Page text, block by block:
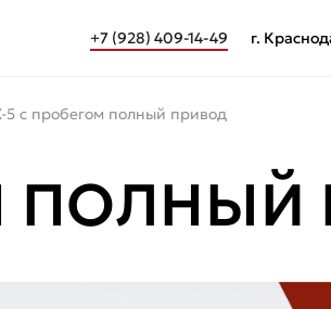
+7 (928) 409-14-49 г.
5 с пробегом полный привод